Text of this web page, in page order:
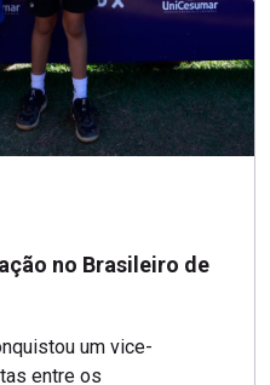
no Brasileiro de
um vice-
entre os